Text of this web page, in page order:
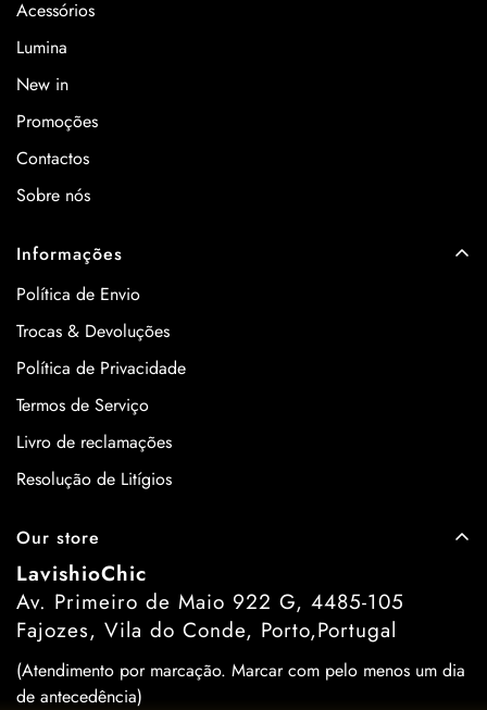
Acessórios
Lumina
New in
Promoções
Contactos
Sobre nós
Informações
Política de Envio
Trocas & Devoluções
Política de Privacidade
Termos de Serviço
Livro de reclamações
Resolução de Litígios
Our store
LavishioChic
Av. Primeiro de Maio 922 G, 4485-105
Fajozes, Vila do Conde, Porto,Portugal
(Atendimento por marcação. Marcar com pelo menos um dia
de antecedência)